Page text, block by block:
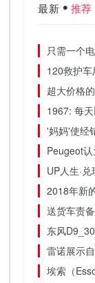
最新 推荐
只需一个
120救护
超大价格
1967: 每
'妈妈'使经
Peugeot
UP人生·
2018年新
送货车责
东风
雷诺展示
埃索（